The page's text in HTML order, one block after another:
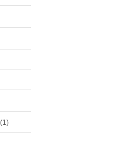
(1)